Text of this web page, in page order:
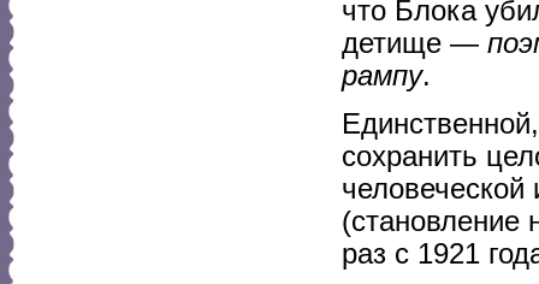
что Блока
детище —
рампу.
сохранить
(становление
раз с 1921